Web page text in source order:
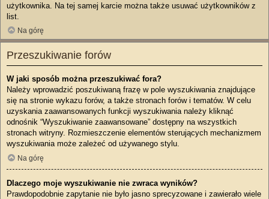
użytkownika. Na tej samej karcie można także usuwać użytkowników z
list.
Na górę
Przeszukiwanie forów
W jaki sposób można przeszukiwać fora?
Należy wprowadzić poszukiwaną frazę w pole wyszukiwania znajdujące
się na stronie wykazu forów, a także stronach forów i tematów. W celu
uzyskania zaawansowanych funkcji wyszukiwania należy kliknąć
odnośnik “Wyszukiwanie zaawansowane” dostępny na wszystkich
stronach witryny. Rozmieszczenie elementów sterujących mechanizmem
wyszukiwania może zależeć od używanego stylu.
Na górę
Dlaczego moje wyszukiwanie nie zwraca wyników?
Prawdopodobnie zapytanie nie było jasno sprecyzowane i zawierało wiele